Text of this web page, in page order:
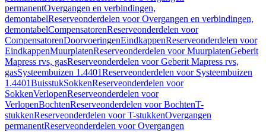
permanentOvergangen en verbindingen,
demontabelReserveonderdelen voor Overgangen en verbindingen,
demontabelCompensatorenReserveonderdelen voor
CompensatorenDoorvoeringenEindkappenReserveonderdelen voor
EindkappenMuurplatenReserveonderdelen voor MuurplatenGeberit
Mapress rvs, gasReserveonderdelen voor Geberit Mapress rvs,
gasSysteembuizen 1.4401Reserveonderdelen voor Systeembuizen
1.4401BuisstukSokkenReserveonderdelen voor
SokkenVerlopenReserveonderdelen voor
VerlopenBochtenReserveonderdelen voor BochtenT-
stukkenReserveonderdelen voor T-stukkenOvergangen
permanentReserveonderdelen voor Overgangen